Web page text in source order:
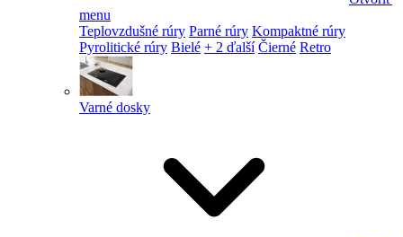
menu
Teplovzdušné rúry Parné rúry Kompaktné rúry
Pyrolitické rúry Bielé + 2 ďalší Čierné Retro
Varné dosky